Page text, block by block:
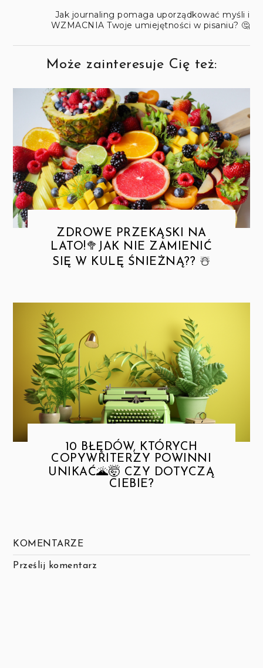
Jak journaling pomaga uporządkować myśli i
WZMACNIA Twoje umiejętności w pisaniu? 🤔
Może zainteresuje Cię też:
ZDROWE PRZEKĄSKI NA
LATO!🥦JAK NIE ZAMIENIĆ
SIĘ W KULĘ ŚNIEŻNĄ?? ☃️
10 BŁĘDÓW, KTÓRYCH
COPYWRITERZY POWINNI
UNIKAĆ🌋🤯 CZY DOTYCZĄ
CIEBIE?
KOMENTARZE
Prześlij komentarz